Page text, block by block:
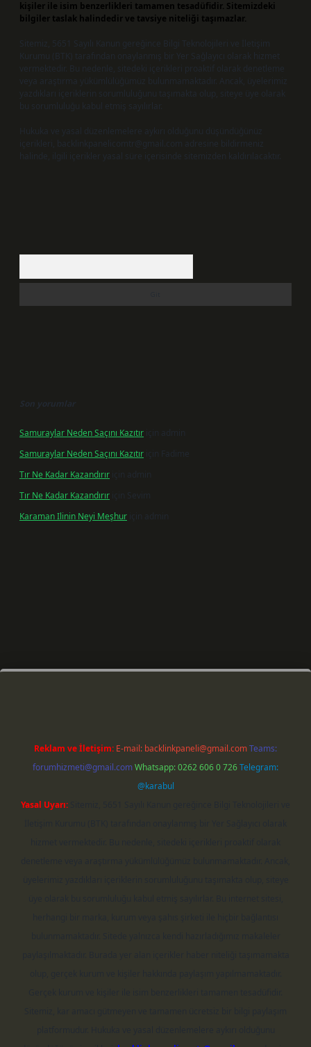
kişiler ile isim benzerlikleri tamamen tesadüfidir. Sitemizdeki
bilgiler taslak halindedir ve tavsiye niteliği taşımazlar.
Sitemiz, 5651 Sayılı Kanun gereğince Bilgi Teknolojileri ve İletişim
Kurumu (BTK) tarafından onaylanmış bir Yer Sağlayıcı olarak hizmet
vermektedir. Bu nedenle, sitedeki içerikleri proaktif olarak denetleme
veya araştırma yükümlülüğümüz bulunmamaktadır. Ancak, üyelerimiz
yazdıkları içeriklerin sorumluluğunu taşımakta olup, siteye üye olarak
bu sorumluluğu kabul etmiş sayılırlar.
Hukuka ve yasal düzenlemelere aykırı olduğunu düşündüğünüz
içerikleri, backlinkpanelicomtr@gmail.com adresine bildirmeniz
halinde, ilgili içerikler yasal süre içerisinde sitemizden kaldırılacaktır.
Son yorumlar
Samuraylar Neden Saçını Kazıtır için
admin
Samuraylar Neden Saçını Kazıtır için
Fadime
Tır Ne Kadar Kazandırır için
admin
Tır Ne Kadar Kazandırır için Sevim
Karaman Ilinin Neyi Meşhur için admin
Reklam ve İletişim: E-mail: backlinkpaneli@gmail.comTeams:
forumhizmeti@gmail.comWhatsapp: 0262 606 0 726Telegram:
@karabul
Yasal Uyarı: